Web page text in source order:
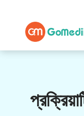
আমাদের সুবিধা
পোস্ট